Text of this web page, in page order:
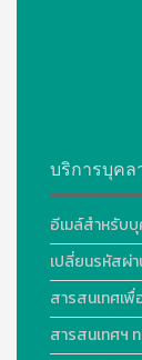
บริการบุคล
อีเมล์สำหรับ
เปลี่ยนรหัสผ่า
สารสนเทศเพื่
สารสนเทศฯ